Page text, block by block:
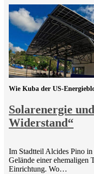
Solarenergie
Widerstand“
Wie Kuba der US-
Im Stadtteil Alcides Pino
Gelände einer ehemaligen
Einrichtung. Wo…